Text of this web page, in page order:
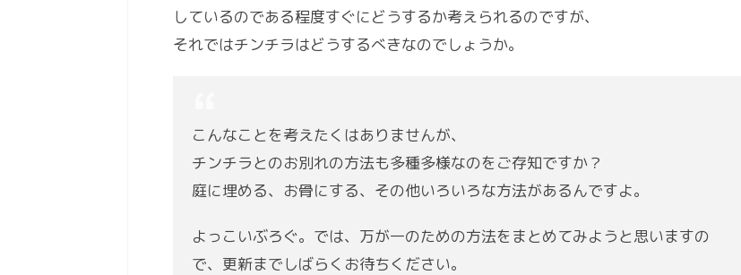
しているのである程度すぐにどうするか考えられるのですが、
それではチンチラはどうするべきなのでしょうか。
こんなことを考えたくはありませんが、
チンチラとのお別れの方法も多種多様なのをご存知ですか？
庭に埋める、お骨にする、その他いろいろな方法があるんですよ。
よっこいぶろぐ。では、万が一のための方法をまとめてみようと思いますの
で、更新までしばらくお待ちください。